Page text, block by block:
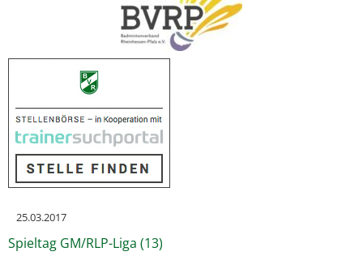
25.03.2017
Spieltag GM/RLP-Liga (13)